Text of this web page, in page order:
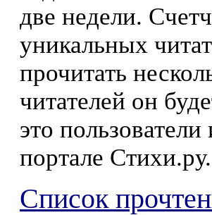
две недели.
уникальных
прочитать
читателей он
это
портале Стихи.ру.
Список